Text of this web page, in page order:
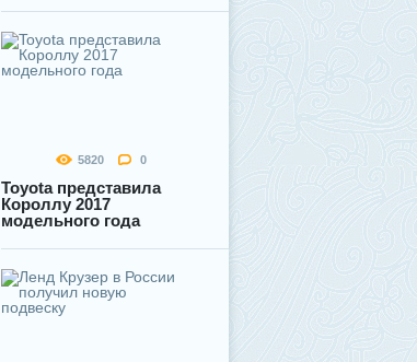
5820 0
Toyota представила
Короллу 2017
модельного года